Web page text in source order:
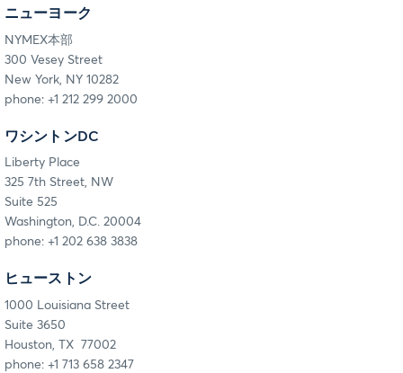
ニューヨーク
NYMEX本部
300 Vesey Street
New York, NY 10282
phone: +1 212 299 2000
ワシントンDC
Liberty Place
325 7th Street, NW
Suite 525
Washington, D.C. 20004
phone: +1 202 638 3838
ヒューストン
1000 Louisiana Street
Suite 3650
Houston, TX 77002
phone: +1 713 658 2347